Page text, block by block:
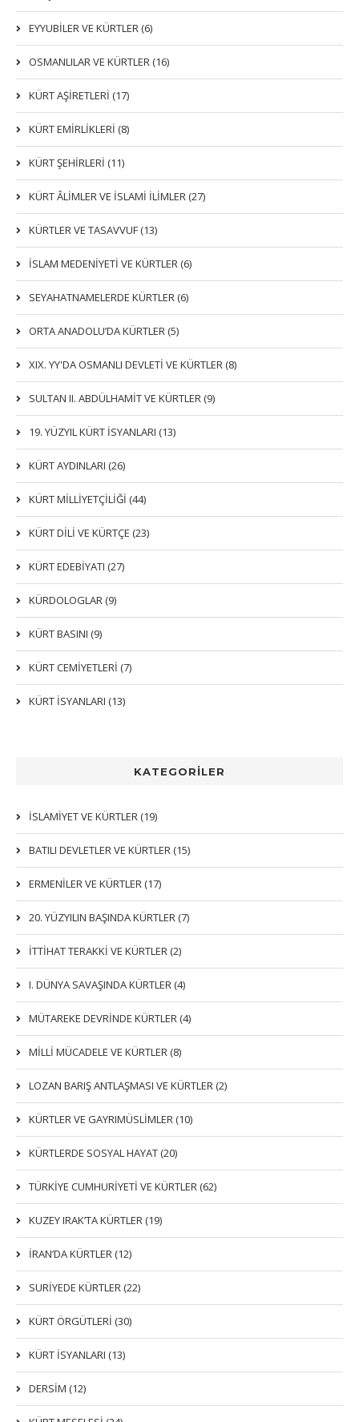
KATEGORİLER
İSLAMIYET VE KÜRTLER (19)
BATILI DEVLETLER VE KÜRTLER (15)
ERMENİLER VE KÜRTLER (17)
20. YÜZYILIN BAŞINDA KÜRTLER (7)
İTTIHAT TERAKKI VE KÜRTLER (2)
I. DÜNYA SAVAŞINDA KÜRTLER (4)
MÜTAREKE DEVRİNDE KÜRTLER (4)
MİLLİ MÜCADELE VE KÜRTLER (8)
LOZAN BARIŞ ANTLAŞMASI VE KÜRTLER (2)
KÜRTLER VE GAYRIMÜSLIMLER (10)
KÜRTLERDE SOSYAL HAYAT (20)
TÜRKİYE CUMHURİYETİ VE KÜRTLER (62)
KUZEY IRAK’TA KÜRTLER (19)
İRAN’DA KÜRTLER (12)
SURİYEDE KÜRTLER (22)
KÜRT ÖRGÜTLERİ (30)
KÜRT İSYANLARI (13)
DERSIM (12)
EYYUBİLER VE KÜRTLER (6)
OSMANLILAR VE KÜRTLER (16)
KÜRT AŞİRETLERİ (17)
KÜRT EMİRLİKLERİ (8)
KÜRT ŞEHİRLERİ (11)
KÜRT ÂLİMLER VE İSLAMİ İLİMLER (27)
KÜRTLER VE TASAVVUF (13)
İSLAM MEDENİYETİ VE KÜRTLER (6)
SEYAHATNAMELERDE KÜRTLER (6)
ORTA ANADOLU’DA KÜRTLER (5)
XIX. YY'DA OSMANLI DEVLETI VE KÜRTLER (8)
SULTAN II. ABDÜLHAMİT VE KÜRTLER (9)
19. YÜZYIL KÜRT İSYANLARI (13)
KÜRT AYDINLARI (26)
KÜRT MİLLİYETÇİLİĞİ (44)
KÜRT DİLİ VE KÜRTÇE (23)
KÜRT EDEBİYATI (27)
KÜRDOLOGLAR (9)
KÜRT BASINI (9)
KÜRT CEMİYETLERİ (7)
KÜRT İSYANLARI (13)